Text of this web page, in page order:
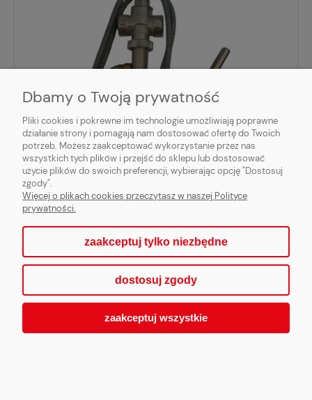
Zabezpieczenie kotła przed
zagotowaniem STS 20
323,00 zł
Dbamy o Twoją prywatność
Pliki cookies i pokrewne im technologie umożliwiają poprawne
działanie strony i pomagają nam dostosować ofertę do Twoich
potrzeb. Możesz zaakceptować wykorzystanie przez nas
wszystkich tych plików i przejść do sklepu lub dostosować
użycie plików do swoich preferencji, wybierając opcję "Dostosuj
zgody".
Więcej o plikach cookies przeczytasz w naszej Polityce
prywatności.
zaakceptuj tylko niezbędne
dostosuj zgody
zaakceptuj wszystkie